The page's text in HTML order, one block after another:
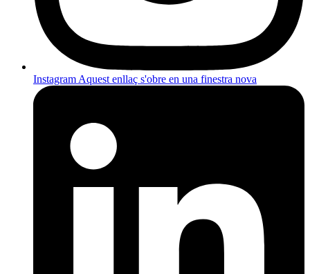
Instagram Aquest enllaç s'obre en una finestra nova